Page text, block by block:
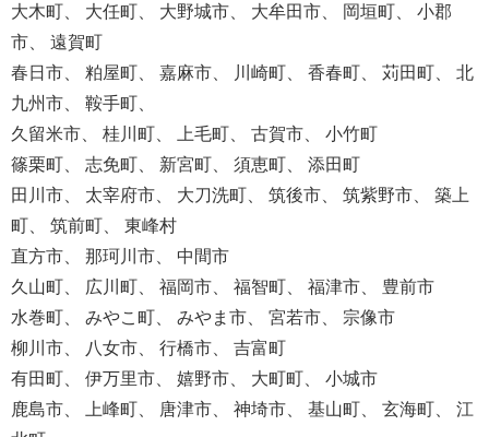
大木町、 大任町、 大野城市、 大牟田市、 岡垣町、 小郡
市、 遠賀町
春日市、 粕屋町、 嘉麻市、 川崎町、 香春町、 苅田町、 北
九州市、 鞍手町、
久留米市、 桂川町、 上毛町、 古賀市、 小竹町
篠栗町、 志免町、 新宮町、 須恵町、 添田町
田川市、 太宰府市、 大刀洗町、 筑後市、 筑紫野市、 築上
町、 筑前町、 東峰村
直方市、 那珂川市、 中間市
久山町、 広川町、 福岡市、 福智町、 福津市、 豊前市
水巻町、 みやこ町、 みやま市、 宮若市、 宗像市
柳川市、 八女市、 行橋市、 吉富町
有田町、 伊万里市、 嬉野市、 大町町、 小城市
鹿島市、 上峰町、 唐津市、 神埼市、 基山町、 玄海町、 江